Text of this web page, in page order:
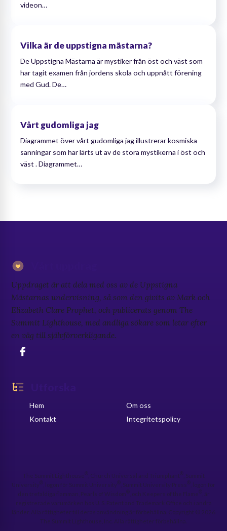
videon…
Vilka är de uppstigna mästarna?
De Uppstigna Mästarna är mystiker från öst och väst som
har tagit examen från jordens skola och uppnått förening
med Gud. De…
Vårt gudomliga jag
Diagrammet över vårt gudomliga jag illustrerar kosmiska
sanningar som har lärts ut av de stora mystikerna i öst och
väst . Diagrammet…
Uppdraget är att dela med oss av de Uppstigna
Mästarnas undervisning, så som den givits av Mark och
Elizabeth Clare Prophet, och publicerats genom The
Summit Lighthouse, med andliga sökare som letar efter
en väg till självförverkligande.
Hem
Kontakt
Om oss
Integritetspolicy
The Summit Lighthouse®, Church Universal and Triumphant®, Summit
University® , logon för Summit University® , Summit University Press® , logon för
den trefaldiga flamman, Pearls of Wisdom®, och Keepers of the Flame®, är
registrerade varumärken hos U. S. Patent and Trademark Office och i andra
länder. Alla rättigheter till deras användning är förbehållna. Copyright © 2026
The Summit Lighthouse, Inc. Alla rättigheter förbehållna.